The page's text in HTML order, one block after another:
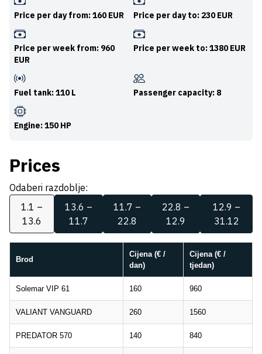
Price per day from: 160 EUR Price per day to: 230 EUR
Price per week from: 960
EUR
Price per week to: 1380 EUR
Fuel tank: 110 L Passenger capacity: 8
Engine: 150 HP
Prices
Odaberi razdoblje:
1.1 –
13.6
13.6 –
11.7
11.7 –
22.8
22.8 –
12.9
12.9 –
31.12
Brod
Cijena (€ /
dan)
Cijena (€ /
tjedan)
Solemar VIP 61 160 960
VALIANT VANGUARD 260 1560
PREDATOR 570 140 840